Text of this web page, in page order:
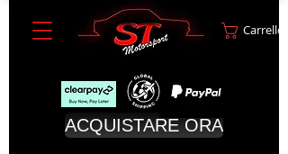
Carrello
ACQUISTARE ORA